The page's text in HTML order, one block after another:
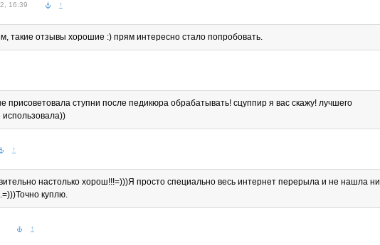
16:39 ↑
такие отзывы хорошие :) прям интересно стало попробовать.
присоветовала ступни после педикюра обрабатывать! сцуппир я вас скажу! лучшего
↑
настолько хорош!!!=)))Я просто специально весь интернет перерыла и не нашла ни
куплю.
↑